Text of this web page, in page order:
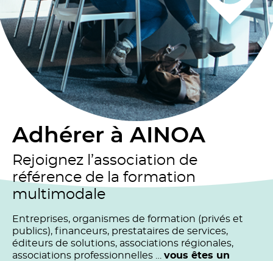
Adhérer à AINOA
Rejoignez l’association de
référence de la formation
multimodale
Entreprises, organismes de formation (privés et
publics), financeurs, prestataires de services,
éditeurs de solutions, associations régionales,
associations professionnelles … vous êtes un